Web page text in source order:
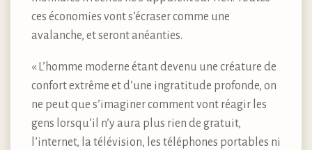
ces économies vont s’écraser comme une
avalanche, et seront anéanties.
« L’homme moderne étant devenu une créature de
confort extrême et d’une ingratitude profonde, on
ne peut que s’imaginer comment vont réagir les
gens lorsqu’il n’y aura plus rien de gratuit,
l’internet, la télévision, les téléphones portables ni